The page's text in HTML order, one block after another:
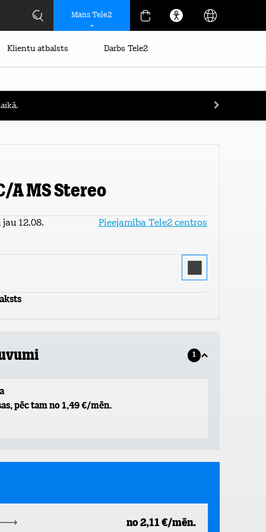
Mans Tele2
Klientu atbalsts Darbs Tele2
A MS Stereo
12.08. Pieejamība Tele2 centros
1
pēc tam no 1,49 €/mēn.
no 2,11 €/mēn.